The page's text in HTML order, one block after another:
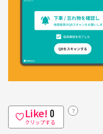
Like! 0
クリップする
？